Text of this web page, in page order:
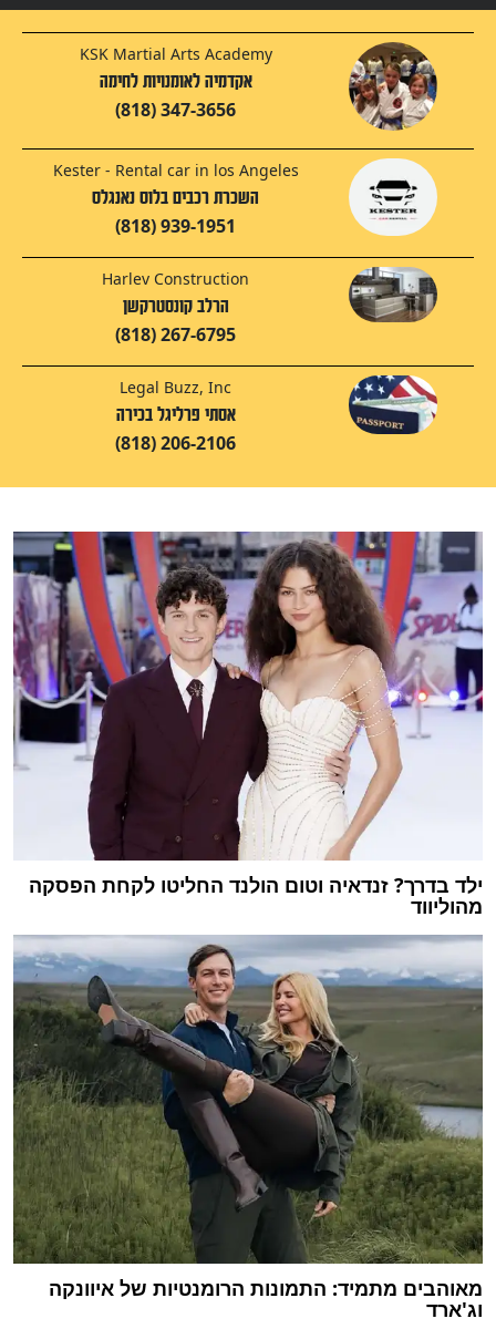
KSK Martial Arts Academy
אקדמיה לאומנויות לחימה
(818) 347-3656
Kester - Rental car in los Angeles
השכרת רכבים בלוס נאנגלס
(818) 939-1951
Harlev Construction
הרלב קונסטרקשן
(818) 267-6795
Legal Buzz, Inc
אסתי פרליגל בכירה
(818) 206-2106
ילד בדרך? זנדאיה וטום הולנד החליטו לקחת הפסקה
מהוליווד
מאוהבים מתמיד: התמונות הרומנטיות של איוונקה
וג'ארד